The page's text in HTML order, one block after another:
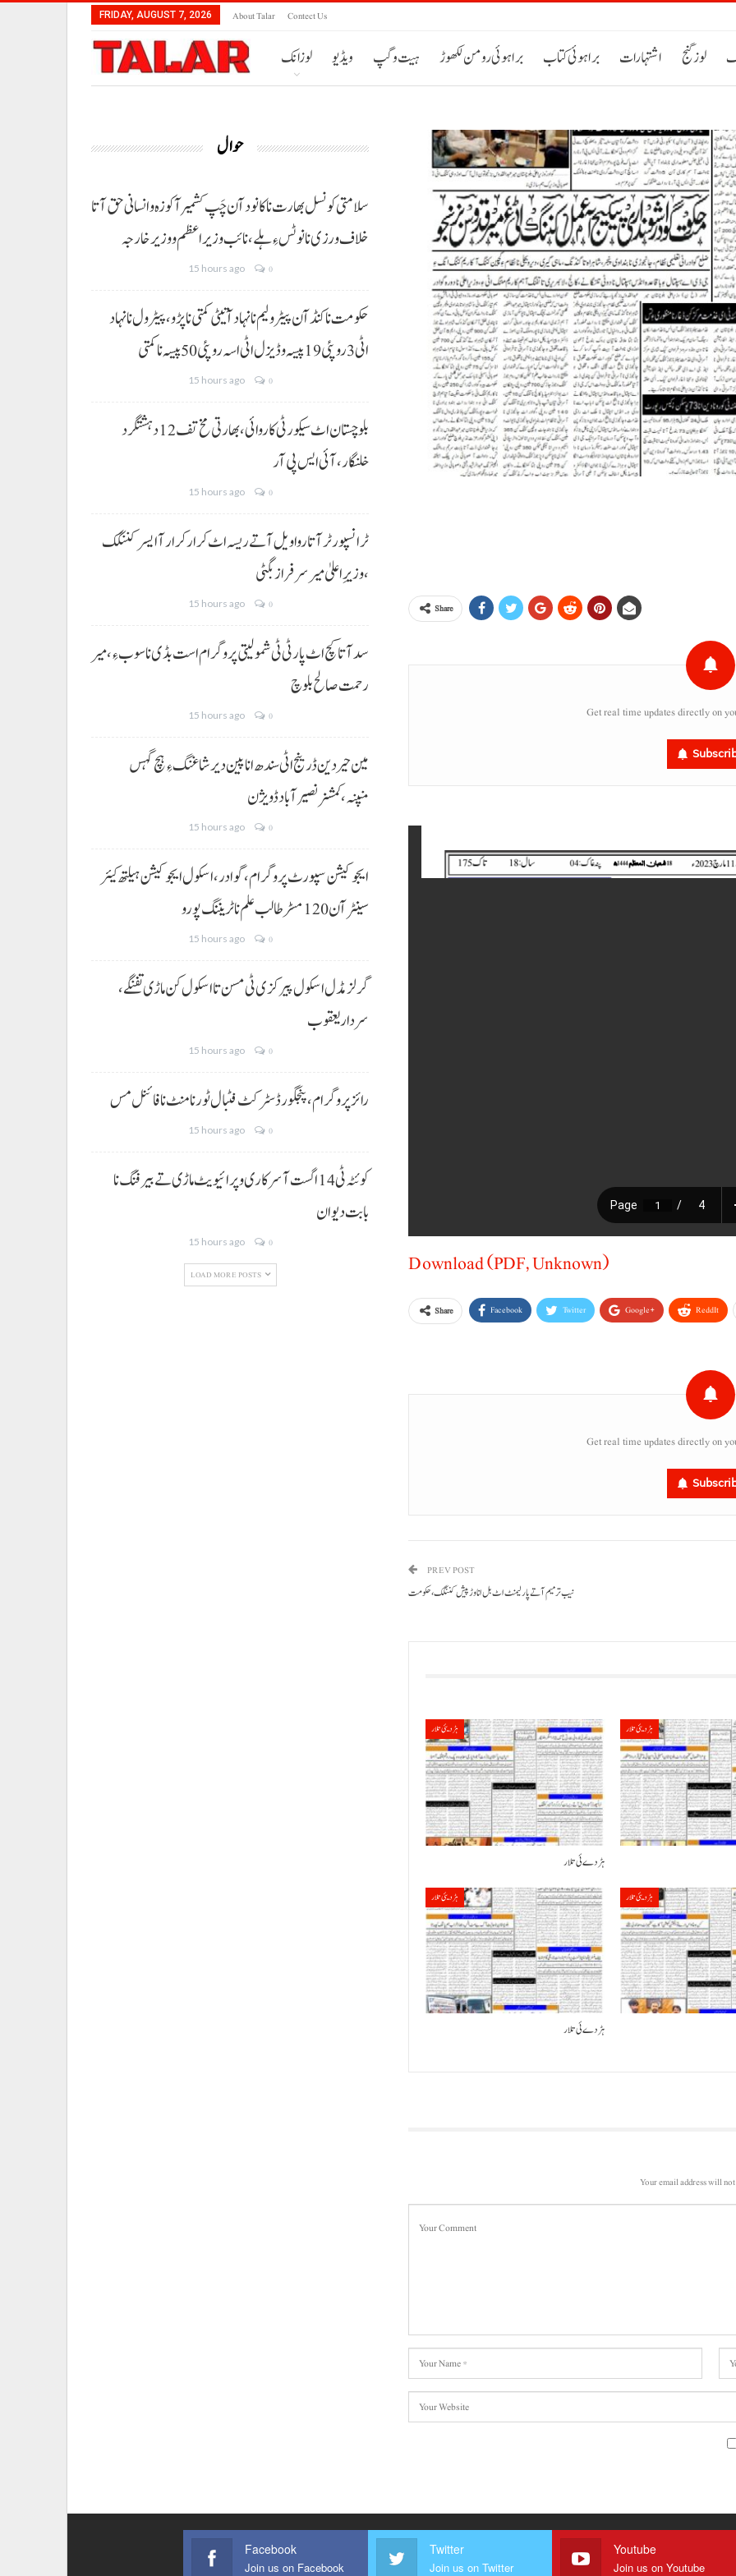
FRIDAY, AUGUST 7, 2026 About Talar Contect Us
لوزانک ویڈیو ہیت و گپ براہوئی رومن لکھوڑ براہوئی کتاب اشتہارات لوز گنج
Share
Get real time updates directly on
Download (PDF, Unknown)
Share Facebook Twitter Google+ ReddIt
Get real time updates directly on
PREV POST
نیب ترمیم آتے پارلیمنٹ اٹ بل انا وڑ پیش کننگک، حکومت
ہڑدیئی تلار
ہڑدے ئی تلار
ہڑدیئی تلار
ہڑدیئی تلار
ہڑدے ئی تلار
ہڑدیئی تلار
Your email address will
حوال
سلامتی کونسل بھارت نا کانود آن چَپ کشمیر آ کوزہ و انسانی حق آتا
خلاف ورزی نا نوٹس ءِ ہلے،نائب وزیراعظم و وزیر خارجہ
15 hours ago 0
حکومت نا کنڈ آن پیٹرولیم نا نہاد آتیٹی کمتی نا پڑو،پیٹرول نا نہاد
اٹی 3 روپئی 19 پیسہ و ڈیزل اٹی اسہ روپئی 50 پیسہ نا کمتی
15 hours ago 0
بلوچستان اٹ سیکورٹی کاروائی، بھارتی مخ تف 12 دہشتگرد
خلنگار،آئی ایس پی آر
15 hours ago 0
ٹرانسپورٹر آتا روا ویل آتے ریسہ اٹ کرار کرار آ ایسر کننگک
،وزیرِ اعلیٰ میر سرفراز بگٹی
15 hours ago 0
سد آتا کچ اٹ پارٹی ٹی شمولیتی پروگرام است بڈی نا سوب ءِ،میر
رحمت صالح بلوچ
15 hours ago 0
مین حیردین ڈرینج اٹی سندھ انا پین دیر شاغنگ ءِ ہچ گہس
منپنہ،کمشنر نصیرآباد ڈویژن
15 hours ago 0
ایجوکیشن سپورٹ پروگرام،گوادر، اسکول ایجوکیشن ہیلتھ کیئر
سینٹر آن 120 مسڑ طالب علم نا ٹریننگ پورو
15 hours ago 0
گرلز مڈل اسکول پیرکزی ٹی مسن تا اسکول کن ماڑی تفنگے،
سردار یعقوب
15 hours ago 0
رائز پروگرام، پنجگور ڈسٹرکٹ فٹبال ٹورنامنٹ نا فائنل مس
15 hours ago 0
کوئٹہ ٹی 14 اگست آ سرکاری و پرائیویٹ ماڑی تے بیرفنگ نا
بابت دیوان
15 hours ago 0
LOAD MORE POSTS
Facebook
Join us on Facebook
Twitter
Join us on Twitter
Youtube
Join us on Youtube